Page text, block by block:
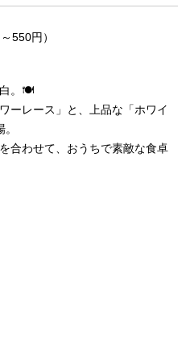
550円）
白。🍽️
ーレース」と、上品な「ホワイ
合わせて、おうちで素敵な食卓